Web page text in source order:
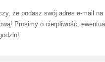
że podasz swój adres e-mail na
Prosimy o cierpliwość,